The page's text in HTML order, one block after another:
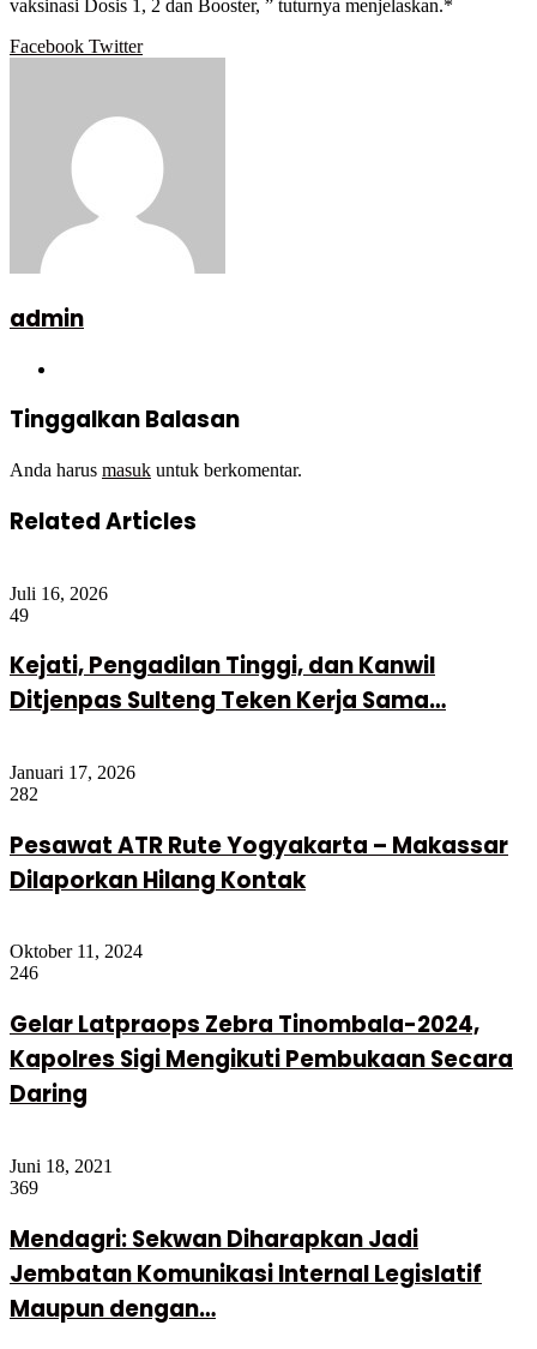
vaksinasi Dosis 1, 2 dan Booster, ” tuturnya menjelaskan.*
Facebook TwitterGoogle+
LinkedIn
StumbleUpon
Tumblr
Pinterest
Reddit
VKontakte
WhatsApp
Telegram
Viber
Share
Print
admin
Tinggalkan Balasan
Anda harus masuk untuk berkomentar.
Related Articles
Juli 16, 2026
49
Kejati, Pengadilan Tinggi, dan Kanwil
Ditjenpas Sulteng Teken Kerja Sama…
Januari 17, 2026
282
Pesawat ATR Rute Yogyakarta – Makassar
Dilaporkan Hilang Kontak
Oktober 11, 2024
246
Gelar Latpraops Zebra Tinombala-2024,
Kapolres Sigi Mengikuti Pembukaan Secara
Daring
Juni 18, 2021
369
Mendagri: Sekwan Diharapkan Jadi
Jembatan Komunikasi Internal Legislatif
Maupun dengan…